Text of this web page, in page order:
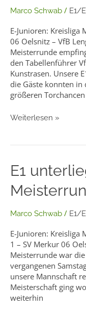
Marco Schwab / E1/
E-Junioren: Kreisliga
06 Oelsnitz – VfB
Meisterrunde
den Tabellenführer
Kunstrasen. Unsere
die Gäste konnten
größeren Torchancen
Weiterlesen »
E1
Marco Schwab / E1/
E-Junioren: Kreisliga
1 – SV Merkur 06
Meisterrunde war
vergangenen
unsere Mannschaft
Meisterschaft ging
weiterhin
E1
unterliegt
dem
VFC
der
Meisterrunde